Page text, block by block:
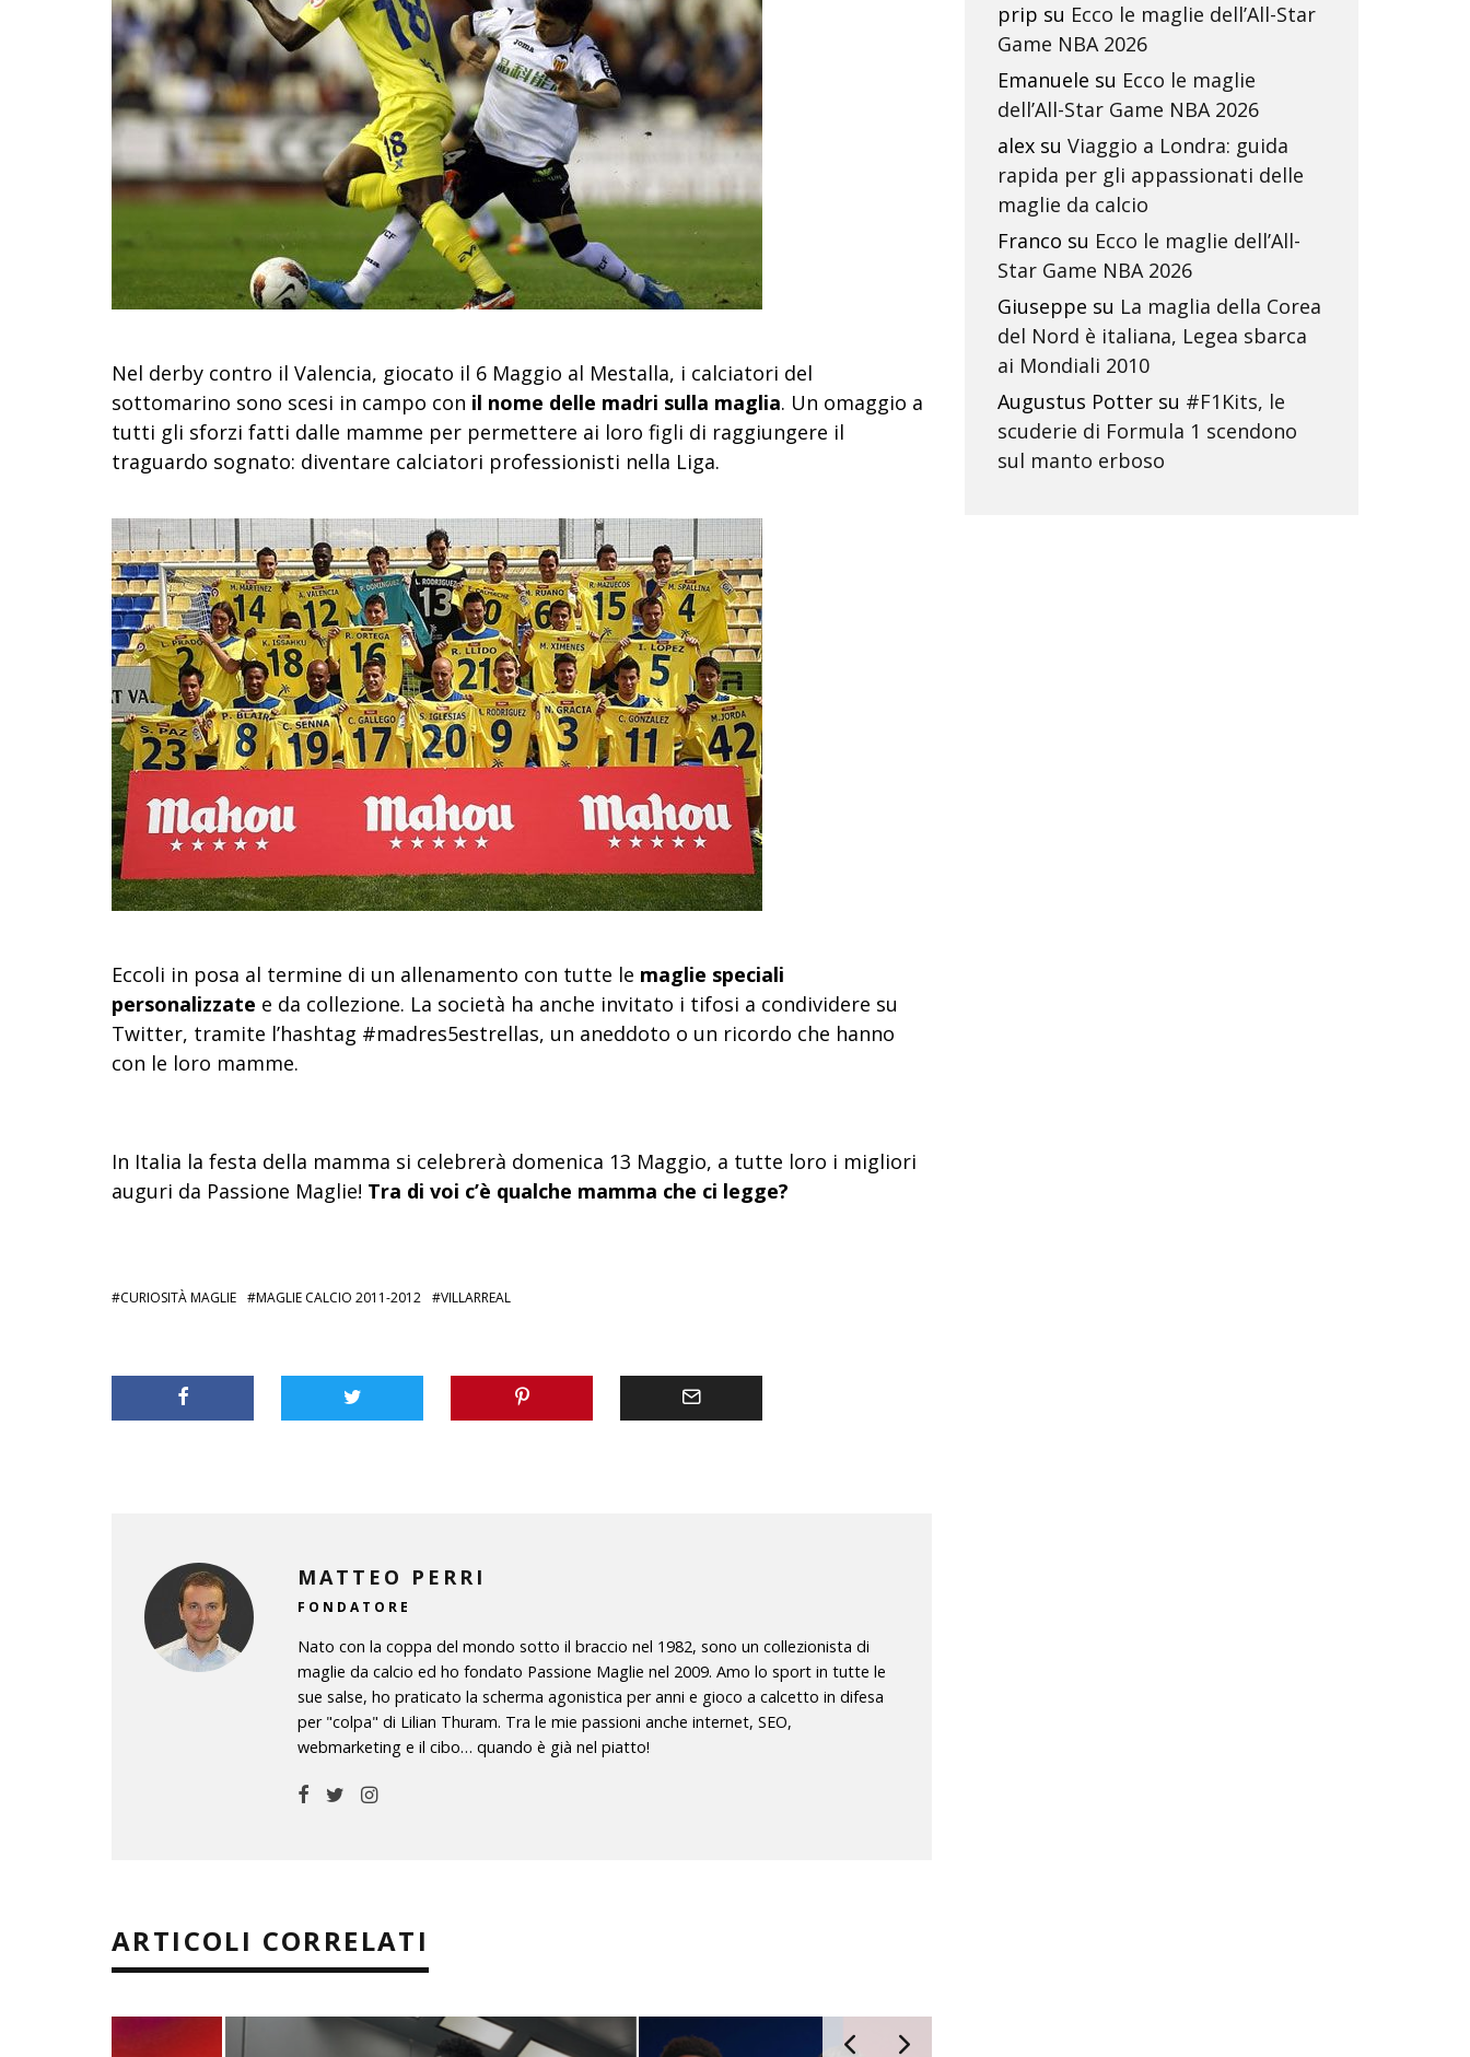
Nel derby contro il Valencia, giocato il 6 Maggio al Mestalla, i calciatori del
sottomarino sono scesi in campo con il nome delle madri sulla maglia. Un omaggio a
tutti gli sforzi fatti dalle mamme per permettere ai loro figli di raggiungere il
traguardo sognato: diventare calciatori professionisti nella Liga.
Eccoli in posa al termine di un allenamento con tutte le maglie speciali
personalizzate e da collezione. La società ha anche invitato i tifosi a condividere su
Twitter, tramite l’hashtag #madres5estrellas, un aneddoto o un ricordo che hanno
con le loro mamme.
In Italia la festa della mamma si celebrerà domenica 13 Maggio, a tutte loro i migliori
auguri da Passione Maglie! Tra di voi c’è qualche mamma che ci legge?
CURIOSITÀ MAGLIE MAGLIE CALCIO 2011-2012 VILLARREAL
MATTEO PERRI
FONDATORE
Nato con la coppa del mondo sotto il braccio nel 1982, sono un collezionista di
maglie da calcio ed ho fondato Passione Maglie nel 2009. Amo lo sport in tutte le
sue salse, ho praticato la scherma agonistica per anni e gioco a calcetto in difesa
per "colpa" di Lilian Thuram. Tra le mie passioni anche internet, SEO,
webmarketing e il cibo… quando è già nel piatto!
ARTICOLI CORRELATI
prip su Ecco le maglie dell’All-Star
Game NBA 2026
Emanuele su Ecco le maglie
dell’All-Star Game NBA 2026
alex su Viaggio a Londra: guida
rapida per gli appassionati delle
maglie da calcio
Franco su Ecco le maglie dell’All-
Star Game NBA 2026
Giuseppe su La maglia della Corea
del Nord è italiana, Legea sbarca
ai Mondiali 2010
Augustus Potter su #F1Kits, le
scuderie di Formula 1 scendono
sul manto erboso